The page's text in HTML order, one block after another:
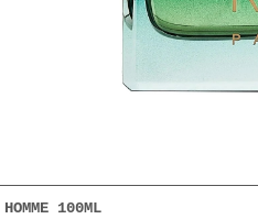
100ML